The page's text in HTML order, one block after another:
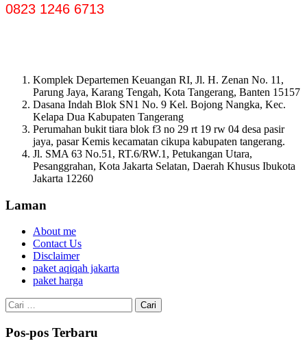
0823 1246 6713
Komplek Departemen Keuangan RI, Jl. H. Zenan No. 11,
Parung Jaya, Karang Tengah, Kota Tangerang, Banten 15157
Dasana Indah Blok SN1 No. 9 Kel. Bojong Nangka, Kec.
Kelapa Dua Kabupaten Tangerang
Perumahan bukit tiara blok f3 no 29 rt 19 rw 04 desa pasir
jaya, pasar Kemis kecamatan cikupa kabupaten tangerang.
Jl. SMA 63 No.51, RT.6/RW.1, Petukangan Utara,
Pesanggrahan, Kota Jakarta Selatan, Daerah Khusus Ibukota
Jakarta 12260
Laman
About me
Contact Us
Disclaimer
paket aqiqah jakarta
paket harga
Cari
untuk:
Pos-pos Terbaru